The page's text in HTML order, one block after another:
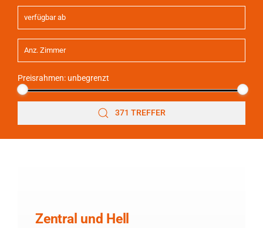
Preisrahmen: unbegrenzt
371 TREFFER
Zentral und Hell